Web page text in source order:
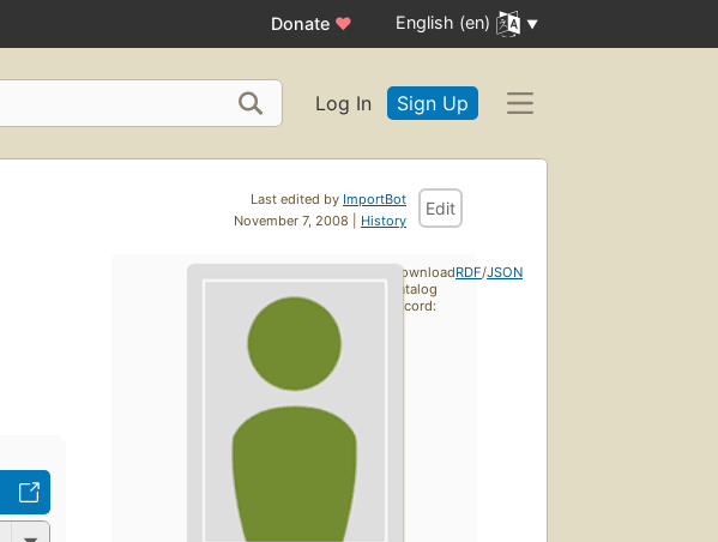
Donate ♥ English (en)
Log In Sign Up
Last edited by ImportBot
November 7, 2008 | History
Edit
Download
catalog
record:
RDF/JSON